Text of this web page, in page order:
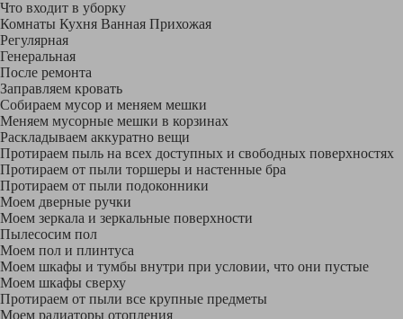
Что входит в уборку
Регу­лярная
Гене­ральная
После ремонта
Заправляем кровать
Собираем мусор и меняем мешки
Меняем мусорные мешки в корзинах
Раскладываем аккуратно вещи
Протираем пыль на всех доступных и свободных поверхностях
Протираем от пыли торшеры и настенные бра
Протираем от пыли подоконники
Моем дверные ручки
Моем зеркала и зеркальные поверхности
Пылесосим пол
Моем пол и плинтуса
Моем шкафы и тумбы внутри при условии, что они пустые
Моем шкафы сверху
Протираем от пыли все крупные предметы
Моем радиаторы отопления